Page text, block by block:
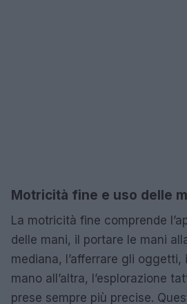
Motricità fine e uso delle
La motricità fine comprende
delle mani, il portare le mani
mediana, l’afferrare gli
mano all’altra, l’esplorazione
prese sempre più precise.